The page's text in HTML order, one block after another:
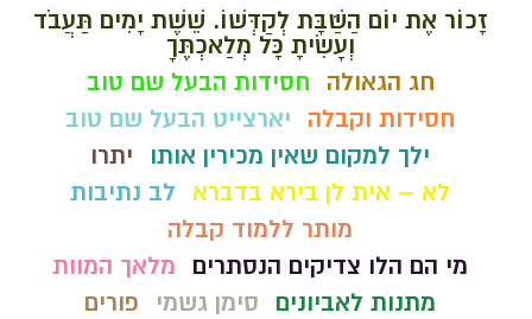
זָכוֹר אֶת יוֹם הַשַּׁבָּת לְקַדְּשׁוֹ. שֵׁשֶׁת יָמִים תַּעֲבֹד
וְעָשִׂיתָ כָּל מְלַאכְתֶּךָ
חג הגאולה
חסידות הבעל שם טוב
חסידות וקבלה
יארצייט הבעל שם טוב
ילך למקום שאין מכירין אותו
יתרו
לא – אית לן בירא בדברא
לב נתיבות
מותר ללמוד קבלה
מי הם הלו צדיקים הנסתרים
מלאך המוות
מתנות לאביונים
סימן גשמי
פורים